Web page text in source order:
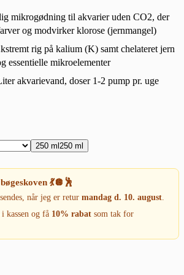
mikrogødning til akvarier uden CO2, der
og modvirker klorose (jernmangel)
rig på kalium (K) samt chelateret jern
essentielle mikroelementer
akvarievand, doser 1-2 pump pr. uge
250 ml 250 ml
💃🪩🕺
når jeg er retur mandag d. 10. august
i kassen og få 10% rabat som tak for